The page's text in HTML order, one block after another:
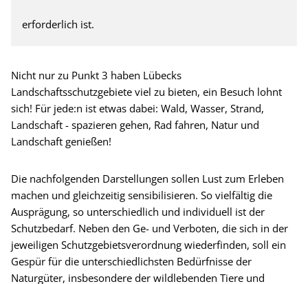
erforderlich ist.
Nicht nur zu Punkt 3 haben Lübecks
Landschaftsschutzgebiete viel zu bieten, ein Besuch lohnt
sich! Für jede:n ist etwas dabei: Wald, Wasser, Strand,
Landschaft - spazieren gehen, Rad fahren, Natur und
Landschaft genießen!
Die nachfolgenden Darstellungen sollen Lust zum Erleben
machen und gleichzeitig sensibilisieren. So vielfältig die
Ausprägung, so unterschiedlich und individuell ist der
Schutzbedarf. Neben den Ge- und Verboten, die sich in der
jeweiligen Schutzgebietsverordnung wiederfinden, soll ein
Gespür für die unterschiedlichsten Bedürfnisse der
Naturgüter, insbesondere der wildlebenden Tiere und